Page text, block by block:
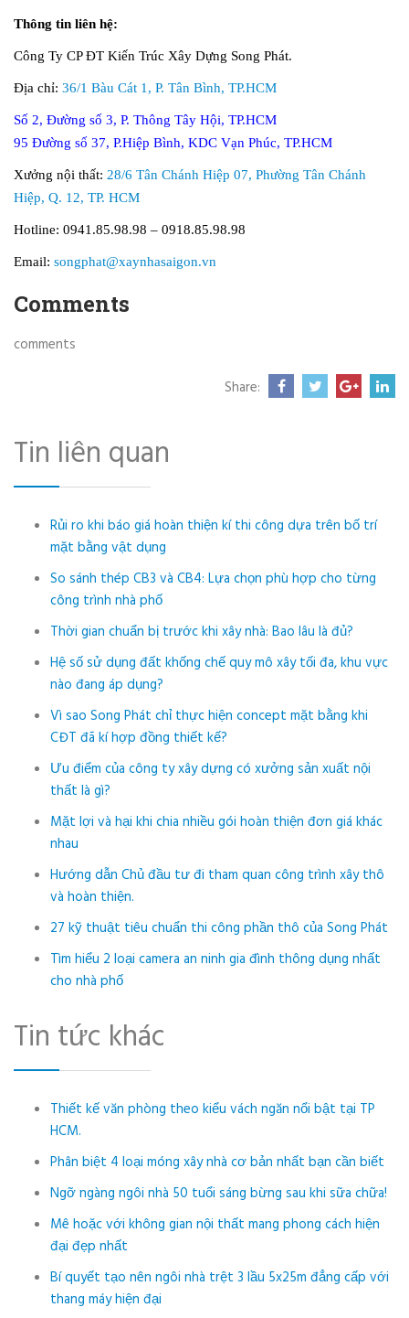
Thông tin liên hệ:
Công Ty CP ĐT Kiến Trúc Xây Dựng Song Phát.
Địa chỉ: 36/1 Bàu Cát 1, P. Tân Bình, TP.HCM
Số 2, Đường số 3, P. Thông Tây Hội, TP.HCM
95 Đường số 37, P.Hiệp Bình, KDC Vạn Phúc, TP.HCM
Xưởng nội thất: 28/6 Tân Chánh Hiệp 07, Phường Tân Chánh
Hiệp, Q. 12, TP. HCM
Hotline: 0941.85.98.98 – 0918.85.98.98
Email: songphat@xaynhasaigon.vn
Comments
comments
Share:
Tin liên quan
Rủi ro khi báo giá hoàn thiện kí thi công dựa trên bố trí
mặt bằng vật dụng
So sánh thép CB3 và CB4: Lựa chọn phù hợp cho từng
công trình nhà phố
Thời gian chuẩn bị trước khi xây nhà: Bao lâu là đủ?
Hệ số sử dụng đất khống chế quy mô xây tối đa, khu vực
nào đang áp dụng?
Vì sao Song Phát chỉ thực hiện concept mặt bằng khi
CĐT đã kí hợp đồng thiết kế?
Ưu điểm của công ty xây dựng có xưởng sản xuất nội
thất là gì?
Mặt lợi và hại khi chia nhiều gói hoàn thiện đơn giá khác
nhau
Hướng dẫn Chủ đầu tư đi tham quan công trình xây thô
và hoàn thiện.
27 kỹ thuật tiêu chuẩn thi công phần thô của Song Phát
Tìm hiểu 2 loại camera an ninh gia đình thông dụng nhất
cho nhà phố
Tin tức khác
Thiết kế văn phòng theo kiểu vách ngăn nổi bật tại TP
HCM.
Phân biệt 4 loại móng xây nhà cơ bản nhất bạn cần biết
Ngỡ ngàng ngôi nhà 50 tuổi sáng bừng sau khi sữa chữa!
Mê hoặc với không gian nội thất mang phong cách hiện
đại đẹp nhất
Bí quyết tạo nên ngôi nhà trệt 3 lầu 5x25m đẳng cấp với
thang máy hiện đại